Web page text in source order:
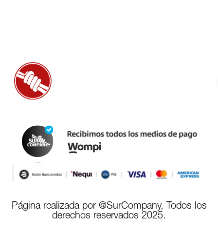
Página realizada por @SurCompany, Todos los
derechos reservados 2025.